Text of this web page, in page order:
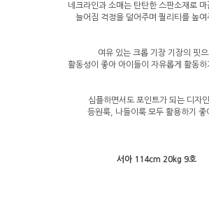
네크라인과 소매는 탄탄한 스판소재로 마
늘어짐 걱정을 덜어주며 퀄리티를 높여
여유 있는 크롭 기장 기장의 핏
활동성이 좋아 아이들이 자유롭게 활동
심플하면서도 포인트가 되는 디자
등원룩, 나들이룩 모두 활용하기 좋
서아 114cm 20kg 9호